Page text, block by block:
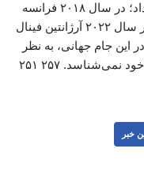
آلمان در فینال ریو آرژانتین را شکست داد؛ در سال ۲۰۱۸ فرانسه
آن‌ها را در یک‌هشتم نهایی متوقف کرد؛ در سال ۲۰۲۲ آرژانتین فینال
این جام جهانی، به نظر
۲۵۷ ۲۵۱
خبر